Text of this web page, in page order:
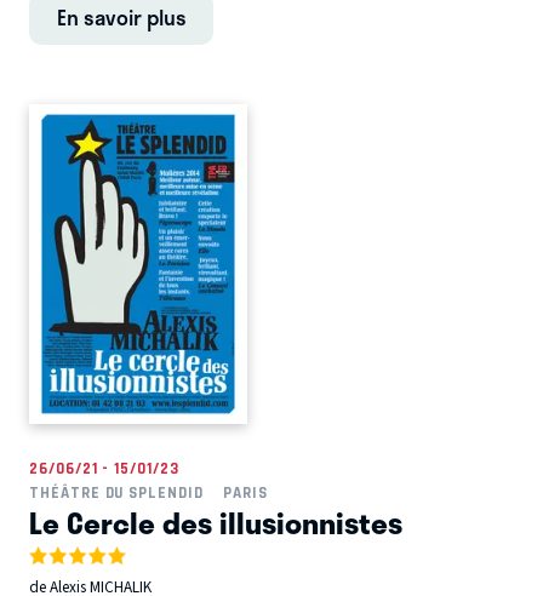
En savoir plus
26/06/21 - 15/01/23
THÉÂTRE DU SPLENDID
PARIS
Le Cercle des illusionnistes
de Alexis MICHALIK